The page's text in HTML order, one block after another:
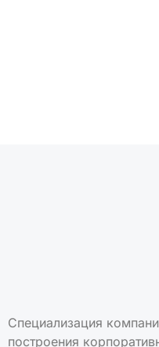
Специализация
построения